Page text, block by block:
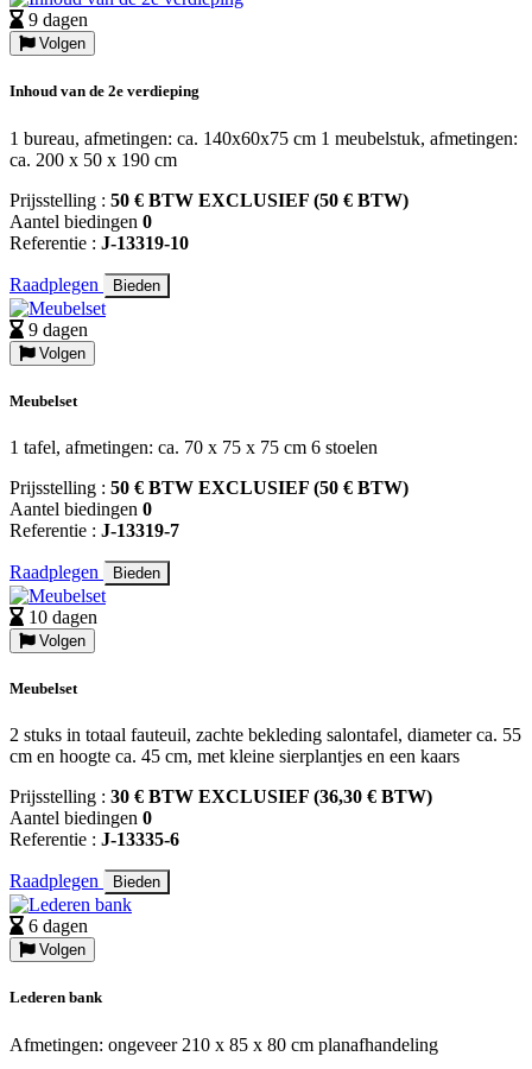
9 dagen
Volgen
Inhoud van de 2e verdieping
1 bureau, afmetingen: ca. 140x60x75 cm 1 meubelstuk, afmetingen:
ca. 200 x 50 x 190 cm
Prijsstelling : 50 € BTW EXCLUSIEF (50 € BTW)
Aantel biedingen 0
Referentie : J-13319-10
Raadplegen Bieden
9 dagen
Volgen
Meubelset
1 tafel, afmetingen: ca. 70 x 75 x 75 cm 6 stoelen
Prijsstelling : 50 € BTW EXCLUSIEF (50 € BTW)
Aantel biedingen 0
Referentie : J-13319-7
Raadplegen Bieden
10 dagen
Volgen
Meubelset
2 stuks in totaal fauteuil, zachte bekleding salontafel, diameter ca. 55
cm en hoogte ca. 45 cm, met kleine sierplantjes en een kaars
Prijsstelling : 30 € BTW EXCLUSIEF (36,30 € BTW)
Aantel biedingen 0
Referentie : J-13335-6
Raadplegen Bieden
6 dagen
Volgen
Lederen bank
Afmetingen: ongeveer 210 x 85 x 80 cm planafhandeling